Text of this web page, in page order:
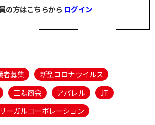
の方はこちらから ログイン
者募集
新型コロナウイルス
三陽商会 アパレル
JT
リーガルコーポレーション